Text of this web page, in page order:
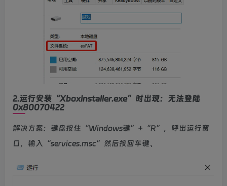
2.运行安装“XboxInstaller.exe”时出现：无法登陆
0x80070422
解决方案：键盘按住“Windows键”+“R”，呼出运行窗
口，输入“services.msc”然后按回车键、